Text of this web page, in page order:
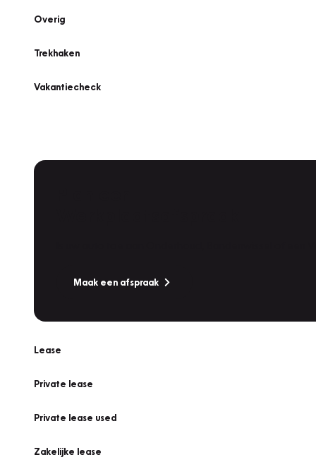
Overig
Trekhaken
Vakantiecheck
Maak een afspraak
Lease
Private lease
Private lease used
Zakelijke lease